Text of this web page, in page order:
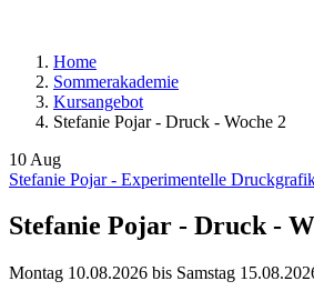
Home
Sommerakademie
Kursangebot
Stefanie Pojar - Druck - Woche 2
10 Aug
Stefanie Pojar - Experimentelle
Stefanie Pojar - Druck -
Montag 10.08.2026 bis Samstag